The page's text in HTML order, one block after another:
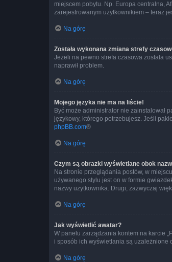
miejscem pobytu. Np. Europa centralna,
zarejestrowanym użytkownikiem – teraz
Na górę
Została wykonana zmiana strefy
Jeżeli na pewno strefa czasowa została
naprawił problem.
Na górę
Mojego języka nie ma na liście!
Być może administrator nie zainstalował
językowy, którego potrzebujesz. Jeśli
phpBB.com®
Na górę
Czym są obrazki wyświetlane obok
Na stronie przeglądania postów, w
używanego stylu jest on w formie
nazwy użytkownika. Drugi, zazwyczaj
Na górę
Jak wyświetlić awatar?
W panelu zarządzania kontem na karcie
i sposób ich wyświetlania są uzależnione
Na górę